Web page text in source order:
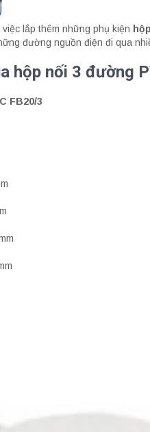
việc lắp thêm những phụ kiện
đường nguồn điện đi qua
hộp nối 3 đường
FB20/3